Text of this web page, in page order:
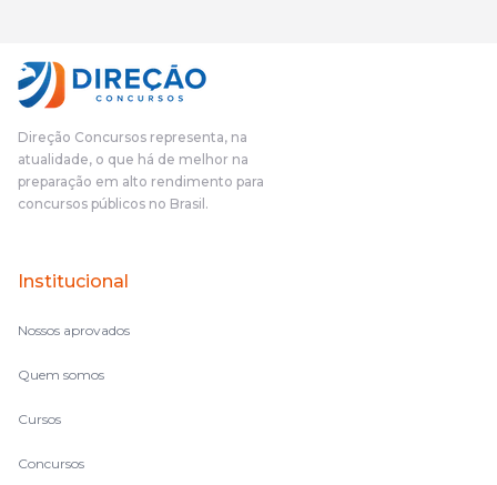
fundamental na minha derrota no ano passado para que eu
pudesse enxergar o que eu errei e corrigir minha rota.E além
das aulas vocês(Direção Concursos), que fizeram um
o aluno, além de ter que estudar, ele tem que perder tempo
fazendo um cronograma, num pós- edital é muito
complicado, é uma avalanche de informação, então vocês
terem feito isso é muito bacana, porque quando eu me sentia
no volume de matérias.
Direção Concursos representa, na
atualidade, o que há de melhor na
preparação em alto rendimento para
concursos públicos no Brasil.
Institucional
Nossos aprovados
Quem somos
Cursos
Concursos